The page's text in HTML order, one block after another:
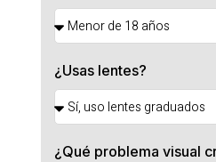
¿Usas lentes?
¿Qué problema visual